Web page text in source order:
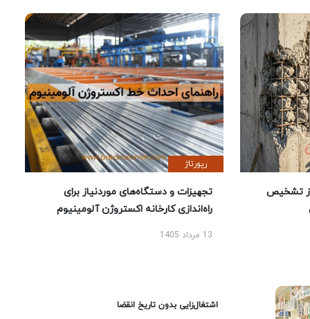
تشخیص
رپورتاژ
تجهیزات و دستگاه‌های موردنیاز برای
راه‌اندازی کارخانه اکستروژن آلومینیوم
13 مرداد 1405
اشتغال‌زایی بدون تاریخ انقضا